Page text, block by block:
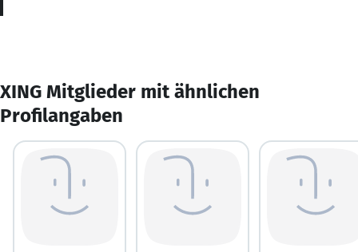
XING Mitglieder mit ähnlichen
Profilangaben